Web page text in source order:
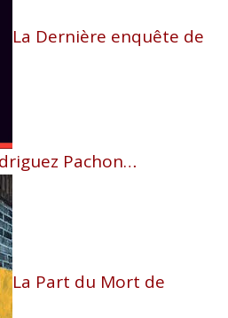
La Dernière enquête de
Pachon…
La Part du Mort de